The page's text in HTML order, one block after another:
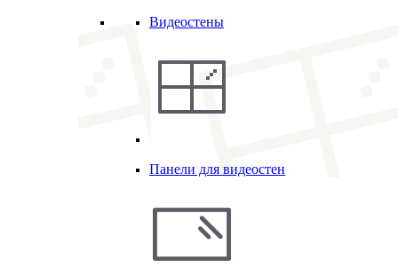
Видеостены
Панели для видеостен